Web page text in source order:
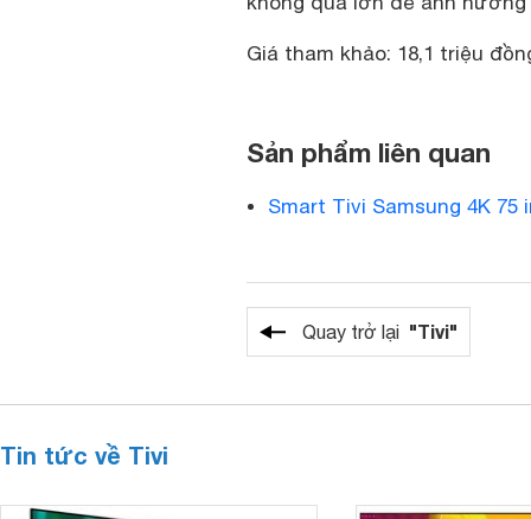
Giá tham khảo: 18,1 triệu
Sản phẩm liên quan
Smart Tivi Samsung 4K 75
Quay trở lại "Tivi"
Tin tức về Tivi